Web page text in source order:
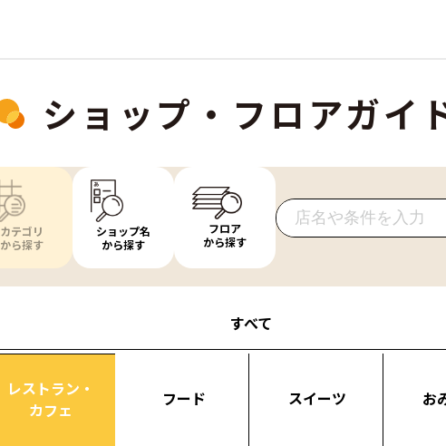
ショップ・フロアガイ
カテゴリ
から探す
ショップ名
から探す
フロア
から探す
すべて
レストラン・
カフェ
フード スイーツ お